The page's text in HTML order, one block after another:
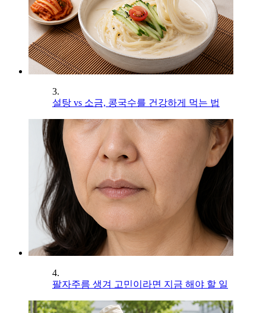
3.
설탕 vs 소금, 콩국수를 건강하게 먹는 법
4.
팔자주름 생겨 고민이라면 지금 해야 할 일